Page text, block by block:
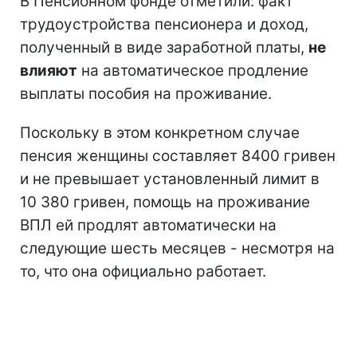
трудоустройства пенсионера и доход,
полученный в виде заработной платы, не
влияют на автоматическое продление
выплаты пособия на проживание.
Поскольку в этом конкретном случае
пенсия женщины составляет 8400 гривен
и не превышает установленный лимит в
10 380 гривен, помощь на проживание
ВПЛ ей продлят автоматически на
следующие шесть месяцев - несмотря на
то, что она официально работает.